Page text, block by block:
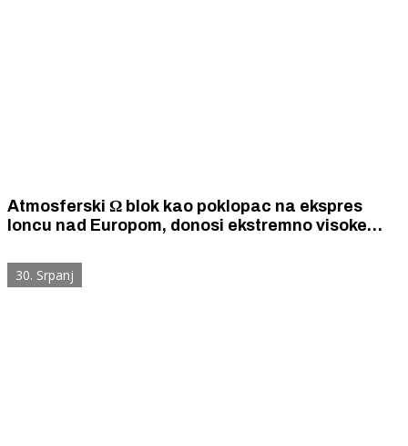
Atmosferski Ω blok kao poklopac na ekspres
loncu nad Europom, donosi ekstremno visoke
Ω stiže s 35° do 40°C već u subotu.
30. Srpanj